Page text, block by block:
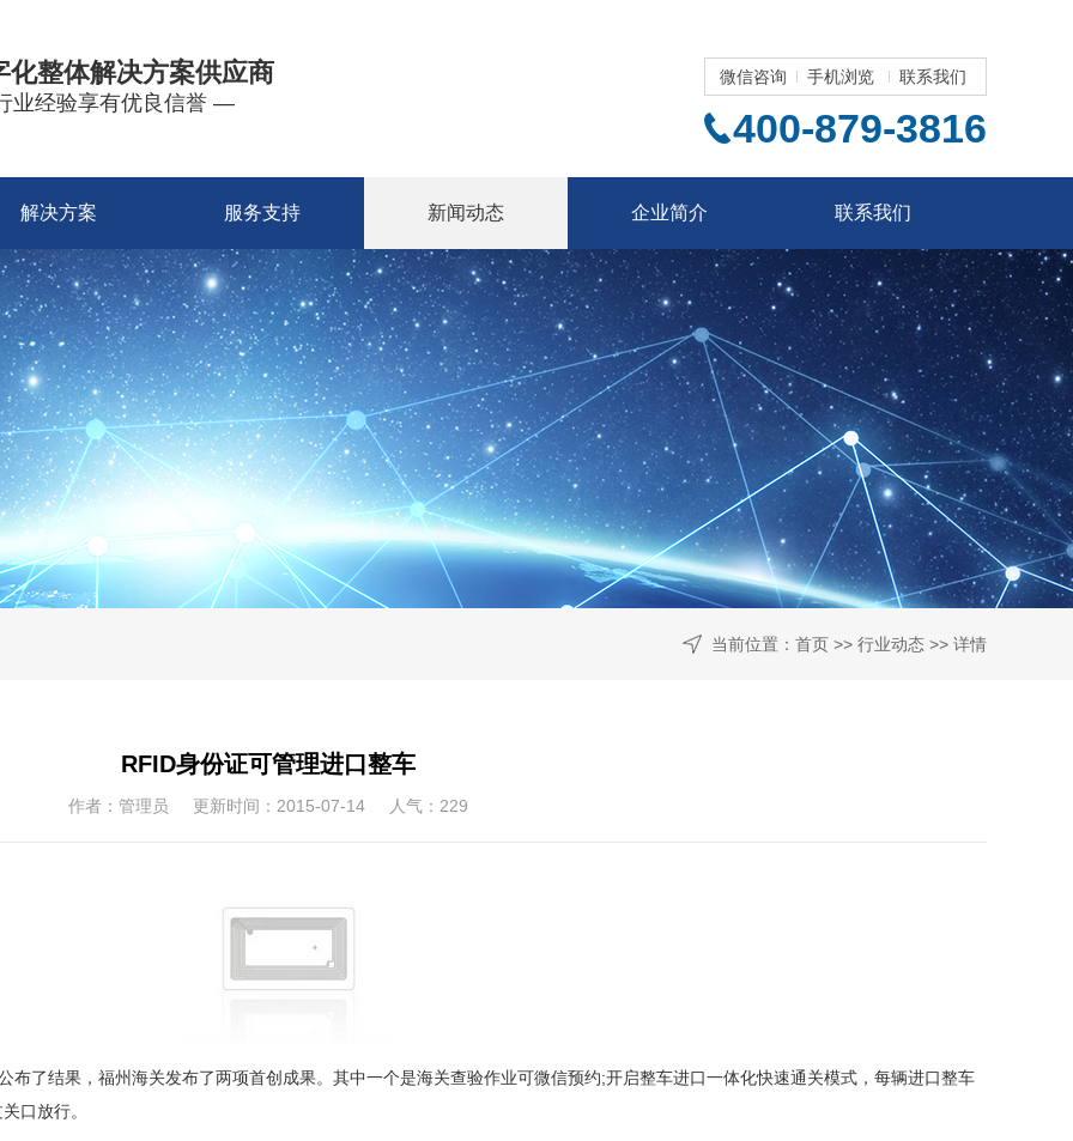
化整体解决方案供应商
业经验享有优良信誉 —
微信咨询 手机浏览 联系我们
400-879-3816
解决方案 服务支持 新闻动态 企业简介 联系我们
当前位置： 首页 >> 行业动态 >> 详情
RFID身份证可管理进口整车
作者：管理员 更新时间：2015-07-14 人气： 229
结果，福州海关发布了两项首创成果。其中一个是海关查验作业可微信预约;开启整车进口一体化快速通关模式，每辆进口整车
口放行。